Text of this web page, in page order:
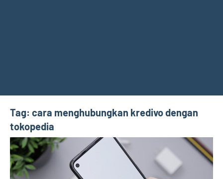
Tag: cara menghubungkan kredivo dengan
tokopedia